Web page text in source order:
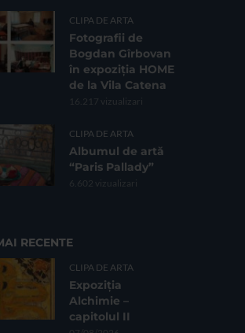
CLIPA DE ARTA
Fotografii de
Bogdan Gîrbovan
în expoziția HOME
de la Vila Catena
16.217 vizualizari
CLIPA DE ARTA
Albumul de artă
“Paris Pallady”
6.602 vizualizari
RECENTE
CLIPA DE ARTA
Expoziția
Alchimie –
capitolul II